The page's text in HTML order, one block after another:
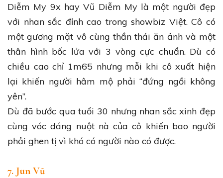
Diễm My 9x hay Vũ Diễm My là một người đẹp
với nhan sắc đỉnh cao trong showbiz Việt. Cô có
một gương mặt vô cùng thần thái ăn ảnh và một
thân hình bốc lửa với 3 vòng cực chuẩn. Dù có
chiều cao chỉ 1m65 nhưng mỗi khi cô xuất hiện
lại khiến người hâm mộ phải “đứng ngồi không
yên”.
Dù đã bước qua tuổi 30 nhưng nhan sắc xinh đẹp
cùng vóc dáng nuột nà của cô khiến bao người
phải ghen tị vì khó có người nào có được.
7. Jun Vũ